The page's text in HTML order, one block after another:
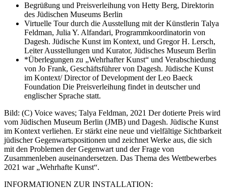
Begrüßung und Preisverleihung von Hetty Berg, Direktorin
des Jüdischen Museums Berlin
Virtuelle Tour durch die Ausstellung mit der Künstlerin Talya
Feldman, Julia Y. Alfandari, Programmkoordinatorin von
Dagesh. Jüdische Kunst im Kontext, und Gregor H. Lersch,
Leiter Ausstellungen und Kurator, Jüdisches Museum Berlin
*Überlegungen zu „Wehrhafter Kunst“ und Verabschiedung
von Jo Frank, Geschäftsführer von Dagesh. Jüdische Kunst
im Kontext/ Director of Development der Leo Baeck
Foundation Die Preisverleihung findet in deutscher und
englischer Sprache statt.
Bild: (C) Voice waves; Talya Feldman, 2021 Der dotierte Preis wird
vom Jüdischen Museum Berlin (JMB) und Dagesh. Jüdische Kunst
im Kontext verliehen. Er stärkt eine neue und vielfältige Sichtbarkeit
jüdischer Gegenwartspositionen und zeichnet Werke aus, die sich
mit den Problemen der Gegenwart und der Frage von
Zusammenleben auseinandersetzen. Das Thema des Wettbewerbes
2021 war „Wehrhafte Kunst“.
INFORMATIONEN ZUR INSTALLATION: